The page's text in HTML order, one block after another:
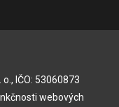
IČO: 53060873
webových